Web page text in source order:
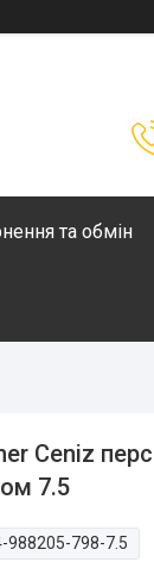
та обмін
Ceniz
7.5
988205-798-7.5